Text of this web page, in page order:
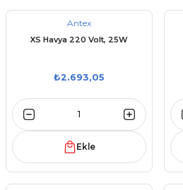
Antex
XS Havya 220 Volt, 25W
₺2.693,05
Ekle